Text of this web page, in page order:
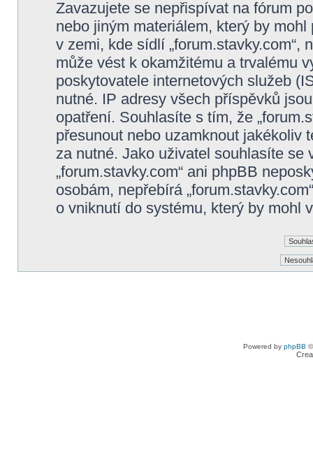
Zavazujete se nepřispívat na fórum
nebo jiným materiálem, který by
v zemi, kde sídlí „forum.stavky.com“,
může vést k okamžitému a trvalému
poskytovatele internetových služeb
nutné. IP adresy všech příspěvků
opatření. Souhlasíte s tím, že
přesunout nebo uzamknout jakékoliv
za nutné. Jako uživatel souhlasíte
„forum.stavky.com“ ani phpBB
osobám, nepřebírá
o vniknutí do systému, který by mohl
Powered by phpBB